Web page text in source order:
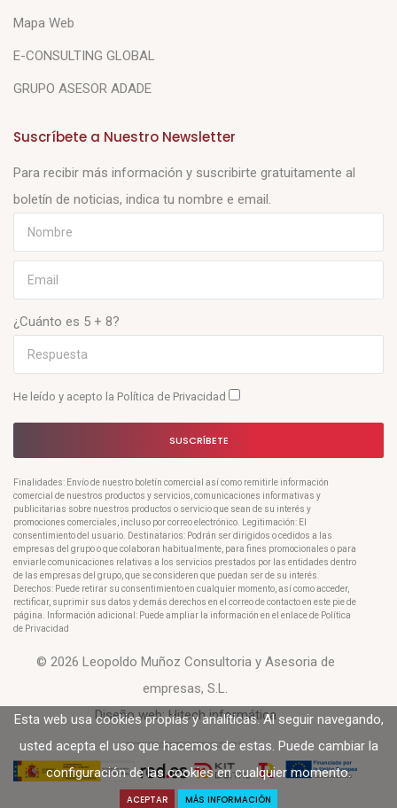
Mapa Web
E-CONSULTING GLOBAL
GRUPO ASESOR ADADE
Suscríbete a Nuestro Newsletter
Para recibir más información y suscribirte gratuitamente al
boletín de noticias, indica tu nombre e email.
¿Cuánto es 5 + 8?
He leído y acepto la Política de Privacidad
SUSCRÍBETE
Finalidades: Envío de nuestro boletín comercial así como remitirle información
comercial de nuestros productos y servicios, comunicaciones informativas y
publicitarias sobre nuestros productos o servicio que sean de su interés y
promociones comerciales, incluso por correo electrónico. Legitimación: El
consentimiento del usuario. Destinatarios: Podrán ser dirigidos o cedidos a las
empresas del grupo o que colaboran habitualmente, para fines promocionales o para
enviarle comunicaciones relativas a los servicios prestados por las entidades dentro
de las empresas del grupo, que se consideren que puedan ser de su interés.
Derechos: Puede retirar su consentimiento en cualquier momento, así como acceder,
rectificar, suprimir sus datos y demás derechos en el correo de contacto en este pie de
página. Información adicional: Puede ampliar la información en el enlace de Política
de Privacidad
© 2026 Leopoldo Muñoz Consultoria y Asesoria de
empresas, S.L.
Diseño web:Hitech informática
Esta web usa cookies propias y analíticas. Al seguir navegando,
usted acepta el uso que hacemos de estas. Puede cambiar la
configuración de las cookies en cualquier momento.
ACEPTAR MÁS INFORMACIÓN